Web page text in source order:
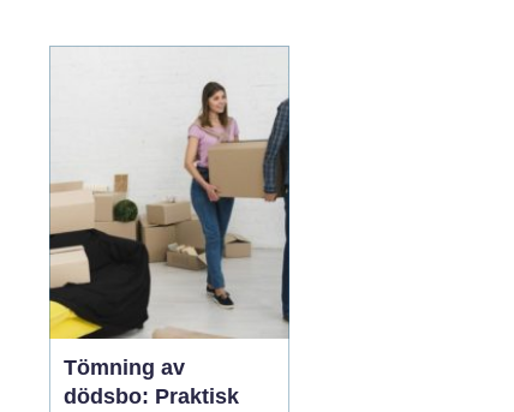
och cirkulationspumpar
effekten på vägen.
Många fastighetsägare
märker det som kalla
hörn, överhettad...
Tömning av
dödsbo: Praktisk